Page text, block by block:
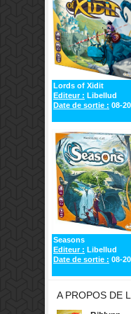
Lords of Xidit
Editeur : Libellud
Date de sortie : 08-
Seasons
Editeur : Libellud
Date de sortie : 08-
A PROPOS DE